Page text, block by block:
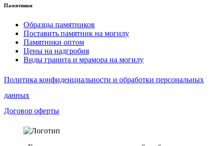
Памятники
Образцы памятников
Поставить памятник на могилу
Памятники оптом
Цены на надгробия
Виды гранита и мрамора на могилу
Политика конфиденциальности и обработки персональных
данных
Договор оферты